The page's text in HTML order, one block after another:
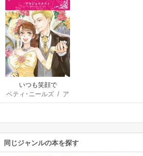
いつも笑顔で
ベティ･ニールズ / ア
キジョウタツイ
同じジャンルの本を探す